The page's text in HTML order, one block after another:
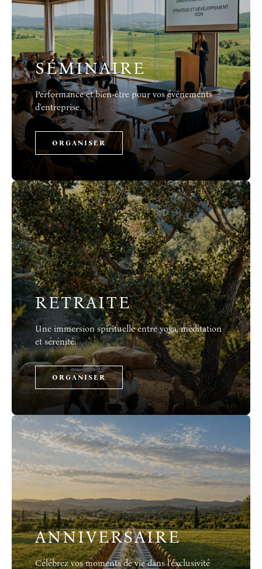
SÉMINAIRE
Performance et bien-être pour vos événements
d'entreprise.
ORGANISER
RETRAITE
Une immersion spirituelle entre yoga, méditation
et sérénité.
ORGANISER
ANNIVERSAIRE
Célébrez vos moments de vie dans l'exclusivité